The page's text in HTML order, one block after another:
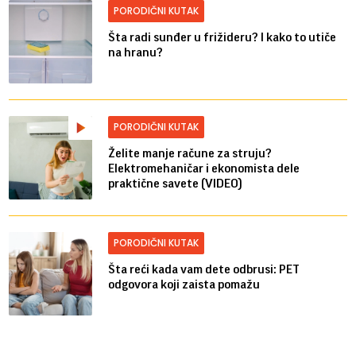
PORODIČNI KUTAK
Šta radi sunđer u frižideru? I kako to utiče
na hranu?
PORODIČNI KUTAK
Želite manje račune za struju?
Elektromehaničar i ekonomista dele
praktične savete (VIDEO)
PORODIČNI KUTAK
Šta reći kada vam dete odbrusi: PET
odgovora koji zaista pomažu